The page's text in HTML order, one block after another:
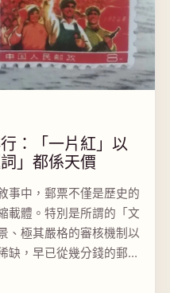
：「一片紅」以
」都係天價
事中，郵票不僅是歷史的
載體。特別是所謂的「文
、極其嚴格的審核機制以
缺，早已從幾分錢的郵資